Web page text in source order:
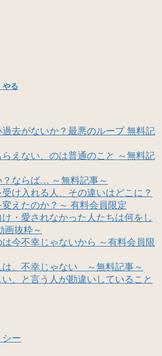
やる
去がないか？最悪のループ 無料記
えない、のは普通のこと ～無料記
ならば… ～無料記事～
け入れる人、その違いはどこに？
えたのか？～ 有料会員限定
・愛されなかった人たちは何をし
画抜粋～
今不幸じゃないから ～有料会員限
は、不幸じゃない ～無料記事～
、と言う人が勘違いしていること
シー